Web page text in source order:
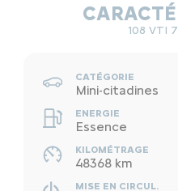
108 VTI
CATÉGORIE
Mini-citadines
ENERGIE
Essence
KILOMÉTRAGE
48368 km
MISE EN CIRCUL.